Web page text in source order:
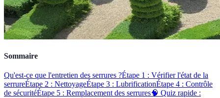
Sommaire
Qu'est-ce que l'entretien des serrures ?Étape 1 : Vérifier l'état de la
serrureÉtape 2 : NettoyageÉtape 3 : LubrificationÉtape 4 : Contrôle
de sécuritéÉtape 5 : Remplacement des serrures🧠 Quiz rapide :